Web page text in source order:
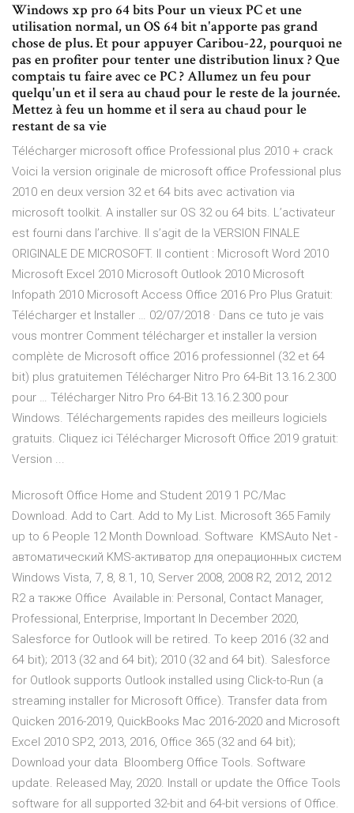
Windows xp pro 64 bits Pour un vieux PC et une
utilisation normal, un OS 64 bit n'apporte pas grand
chose de plus. Et pour appuyer Caribou-22, pourquoi ne
pas en profiter pour tenter une distribution linux ? Que
comptais tu faire avec ce PC ? Allumez un feu pour
quelqu'un et il sera au chaud pour le reste de la journée.
Mettez à feu un homme et il sera au chaud pour le
restant de sa vie
Télécharger microsoft office Professional plus 2010 + crack
Voici la version originale de microsoft office Professional plus
2010 en deux version 32 et 64 bits avec activation via
microsoft toolkit. A installer sur OS 32 ou 64 bits. L’activateur
est fourni dans l’archive. Il s’agit de la VERSION FINALE
ORIGINALE DE MICROSOFT. Il contient : Microsoft Word 2010
Microsoft Excel 2010 Microsoft Outlook 2010 Microsoft
Infopath 2010 Microsoft Access Office 2016 Pro Plus Gratuit:
Télécharger et Installer … 02/07/2018 · Dans ce tuto je vais
vous montrer Comment télécharger et installer la version
complète de Microsoft office 2016 professionnel (32 et 64
bit) plus gratuitemen Télécharger Nitro Pro 64-Bit 13.16.2.300
pour … Télécharger Nitro Pro 64-Bit 13.16.2.300 pour
Windows. Téléchargements rapides des meilleurs logiciels
gratuits. Cliquez ici Télécharger Microsoft Office 2019 gratuit:
Version ...
Microsoft Office Home and Student 2019 1 PC/Mac
Download. Add to Cart. Add to My List. Microsoft 365 Family
up to 6 People 12 Month Download. Software KMSAuto Net -
автоматический KMS-активатор для операционных систем
Windows Vista, 7, 8, 8.1, 10, Server 2008, 2008 R2, 2012, 2012
R2 а также Office Available in: Personal, Contact Manager,
Professional, Enterprise, Important In December 2020,
Salesforce for Outlook will be retired. To keep 2016 (32 and
64 bit); 2013 (32 and 64 bit); 2010 (32 and 64 bit). Salesforce
for Outlook supports Outlook installed using Click-to-Run (a
streaming installer for Microsoft Office). Transfer data from
Quicken 2016-2019, QuickBooks Mac 2016-2020 and Microsoft
Excel 2010 SP2, 2013, 2016, Office 365 (32 and 64 bit);
Download your data Bloomberg Office Tools. Software
update. Released May, 2020. Install or update the Office Tools
software for all supported 32-bit and 64-bit versions of Office.